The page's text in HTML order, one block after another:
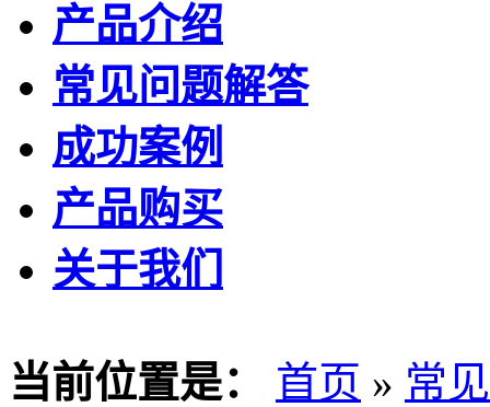
产品介绍
常见问题解答
成功案例
产品购买
关于我们
当前位置是： 首页 » 常